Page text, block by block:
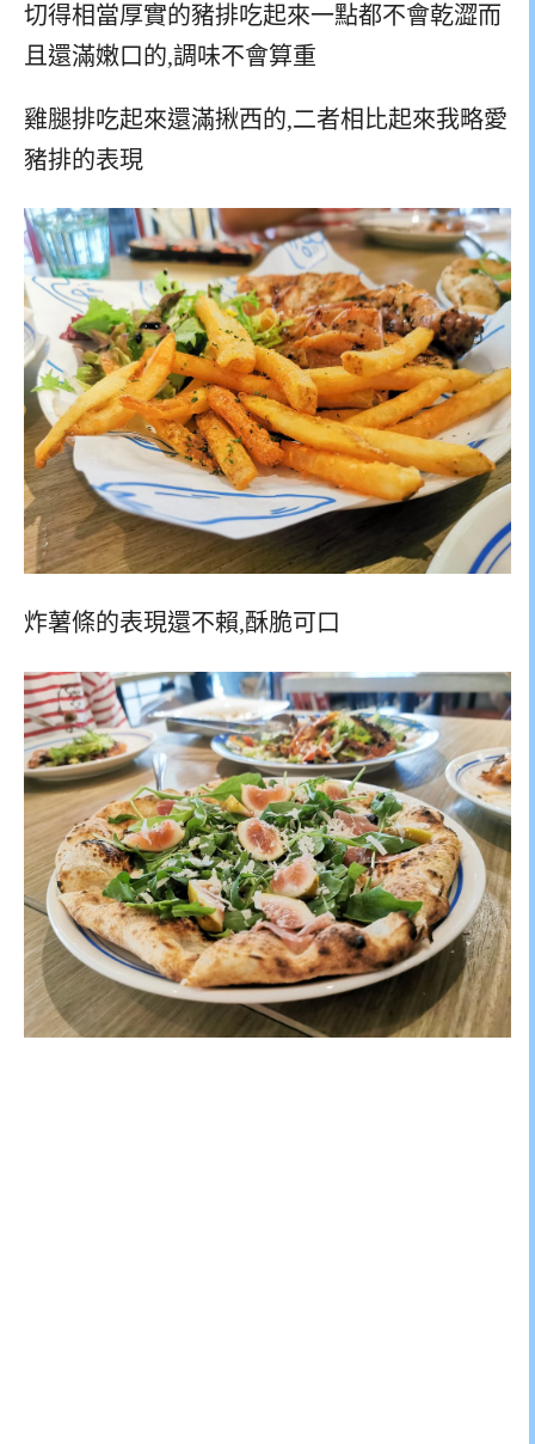
切得相當厚實的豬排吃起來一點都不會乾澀而
且還滿嫩口的,調味不會算重
雞腿排吃起來還滿揪西的,二者相比起來我略愛
豬排的表現
炸薯條的表現還不賴,酥脆可口